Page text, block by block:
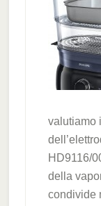
valutiamo
HD9116/
della
condivide